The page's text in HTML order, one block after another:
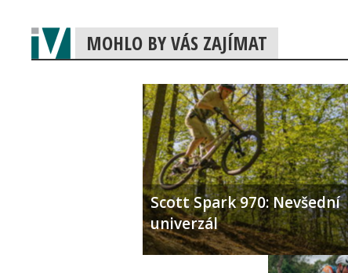
MOHLO BY VÁS ZAJÍMAT
Scott Spark 970: Nevšední
univerzál